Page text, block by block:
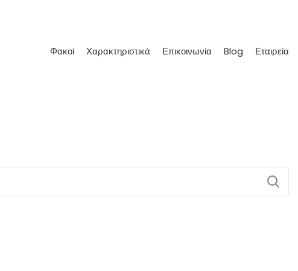
Φακοί Χαρακτηριστικά Επικοινωνία Blog Εταιρεία